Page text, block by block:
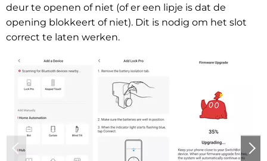
deur te openen of niet (of er een lipje is dat de
opening blokkeert of niet). Dit is nodig om het slot
correct te laten werken.